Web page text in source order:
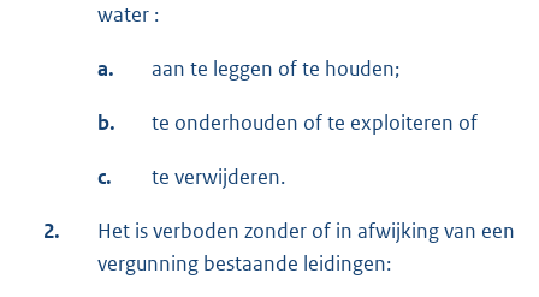
water :
a. aan te leggen of te houden;
b. te onderhouden of te exploiteren of
c. te verwijderen.
2.
Het is verboden zonder of in afwijking van een
vergunning bestaande leidingen: